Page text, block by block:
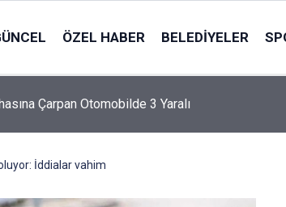
ÖZEL HABER BELEDIYELER
açıklandı mı? 7 Ağustos Cuma On
İddialar vahim